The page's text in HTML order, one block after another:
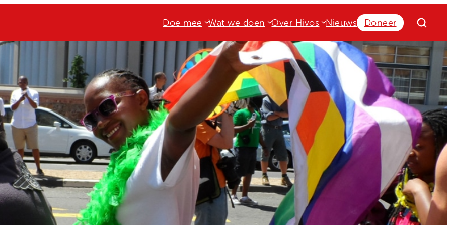
Doe mee Wat we doen Over Hivos Nieuws Doneer